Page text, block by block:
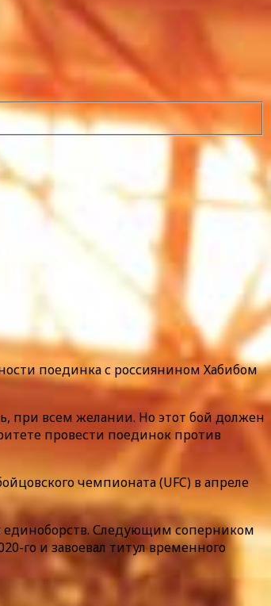
поединка с россиянином Хабибом
при всем желании. Но этот бой должен
провести поединок против
чемпионата (UFC) в апреле
единоборств. Следующим соперником
го и завоевал титул временного